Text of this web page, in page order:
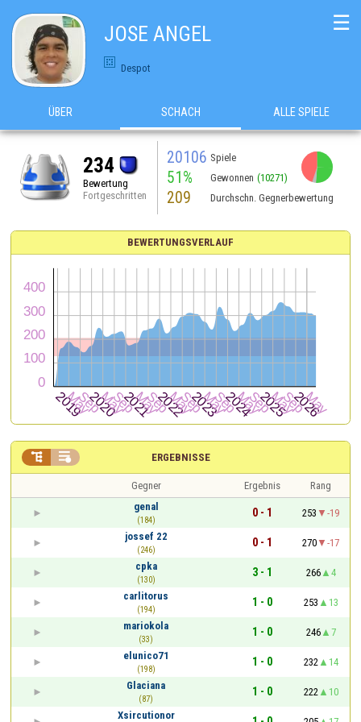
JOSE ANGEL
Despot
☰
ÜBER SCHACH ALLE SPIELE
234
Bewertung
Fortgeschritten
20106 Spiele
51% Gewonnen (10271)
209 Durchschn. Gegnerbewertung
BEWERTUNGSVERLAUF
ERGEBNISSE
 
Gegner Ergebnis
Rang
genal
(184)
0 - 1 253
-19
jossef 22
(246)
0 - 1 270
-17
cpka
(130)
3 - 1 266
4
carlitorus
(194)
1 - 0 253
13
mariokola
(33)
1 - 0 246
7
elunico71
(198)
1 - 0 232
14
Glaciana
(87)
1 - 0 222
10
Xsircutionor